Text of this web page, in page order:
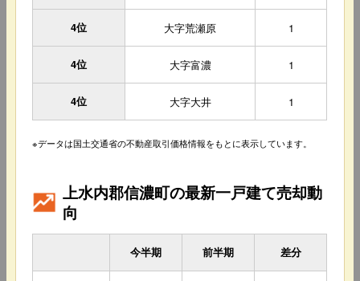
4位 大字荒瀬原 1
4位 大字富濃 1
4位 大字大井 1
※データは国土交通省の不動産取引価格情報をもとに表示しています。
上水内郡信濃町の最新一戸建て売却動
向
今半期 前半期 差分